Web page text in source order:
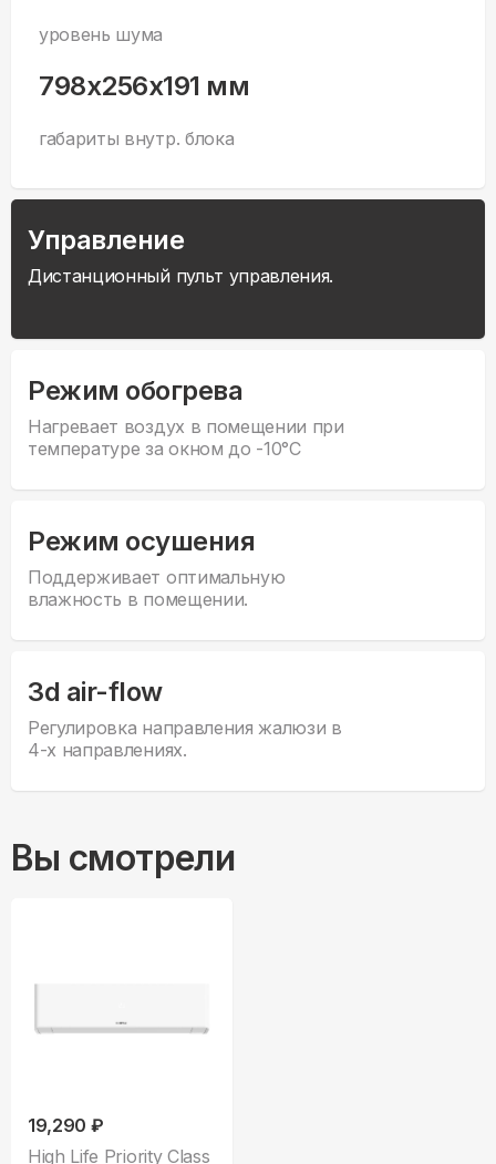
уровень шума
798x256x191 мм
габариты внутр. блока
Управление
Дистанционный пульт управления.
Режим обогрева
Нагревает воздух в помещении при
температуре за окном до -10°С
Режим осушения
Поддерживает оптимальную
влажность в помещении.
3d air-flow
Регулировка направления жалюзи в
4-х направлениях.
Вы смотрели
19,290 ₽
High Life Priority Class